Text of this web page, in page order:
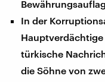
In der
Hauptverdächtige
türkische
die Söhne von